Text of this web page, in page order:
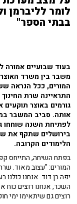
בבתי הספר"
בעוד שבועיים
משבר בין משרד
המורים, ככל הנראה
גורמים באוצר
אותה. סביב המשבר
לפתיחת השנה שוחחו
בירושלים שתקף את
הלימודים הקרובה.
בפתח השיחה, התייחס
המורים: "עצוב מאוד.
יפה בן דוד. אנחנו
השכר, אנחנו רוצים כוח
רוצים גם שיתאימו ימי